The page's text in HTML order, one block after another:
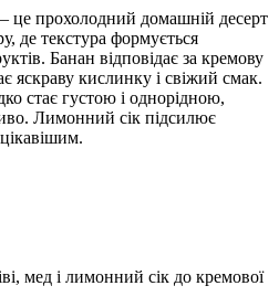
це прохолодний домашній десерт
де текстура формується
Банан відповідає за кремову
яскраву кислинку і свіжий смак.
стає густою і однорідною,
Лимонний сік підсилює
мед і лимонний сік до кремової